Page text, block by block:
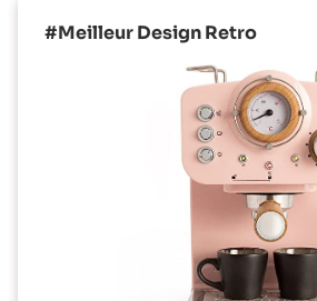
#Meilleur Design Retro